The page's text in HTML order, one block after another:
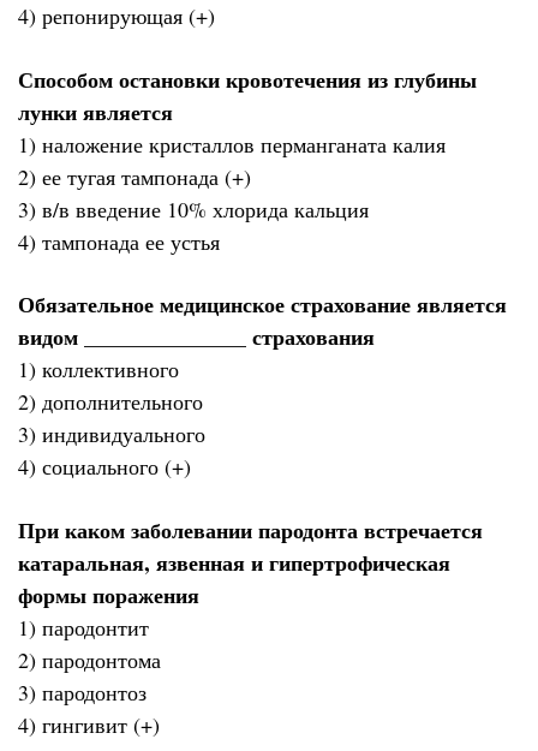
4) репонирующая (+)
Способом остановки кровотечения из глубины
лунки является
1) наложение кристаллов перманганата калия
2) ее тугая тампонада (+)
3) в/в введение 10% хлорида кальция
4) тампонада ее устья
Обязательное медицинское страхование является
видом _______________ страхования
1) коллективного
2) дополнительного
3) индивидуального
4) социального (+)
При каком заболевании пародонта встречается
катаральная, язвенная и гипертрофическая
формы поражения
1) пародонтит
2) пародонтома
3) пародонтоз
4) гингивит (+)